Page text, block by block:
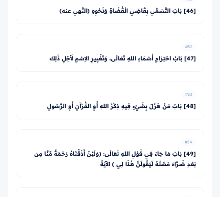
[46] بَابُ التَّسَمِّي بِقَاضِي الْقُضَاةِ وَنَحْوِهِ (النَّهي عنه)
#52
[47] بَابُ احْتِرَامِ أَسْمَاءِ اللهِ تَعَالَى، وَتَغْيِيرِ الاِسْمِ لأَجْلِ ذَلِكَ
#53
[48] بَابُ مَنْ هَزَلَ بِشَيْءٍ فِيهِ ذِكْرُ اللهِ أَوِ القُرْآنِ أَوِ الرَّسُولِ
#54
[49] بَابُ مَا جَاءَ فِي قَوْلِ اللهِ تَعَالَى: ﴿وَلَئِنْ أَذَقْنَاهُ رَحْمَةً مِّنَّا مِن
بَعْدِ ضَرَّاءَ مَسَّتْهُ لَيَقُولَنَّ هَٰذَا لِي ﴾ الآيَةَ